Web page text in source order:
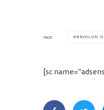
TAGS REVOLUSI
[sc